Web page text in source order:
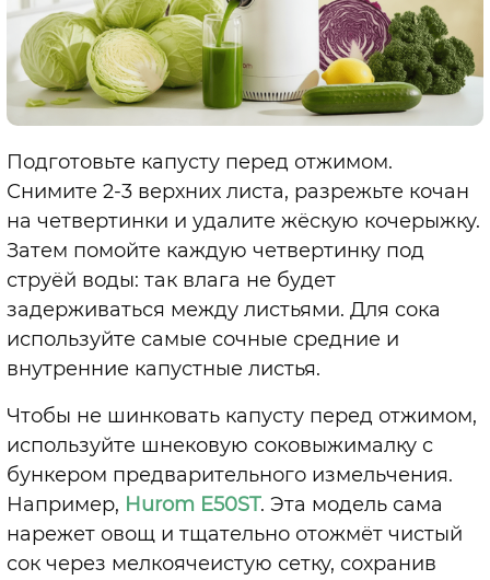
Подготовьте капусту перед отжимом.
Снимите 2-3 верхних листа, разрежьте кочан
на четвертинки и удалите жёскую кочерыжку.
Затем помойте каждую четвертинку под
струёй воды: так влага не будет
задерживаться между листьями. Для сока
используйте самые сочные средние и
внутренние капустные листья.
Чтобы не шинковать капусту перед отжимом,
используйте шнековую соковыжималку с
бункером предварительного измельчения.
Например, Hurom E50ST. Эта модель сама
нарежет овощ и тщательно отожмёт чистый
сок через мелкоячеистую сетку, сохранив